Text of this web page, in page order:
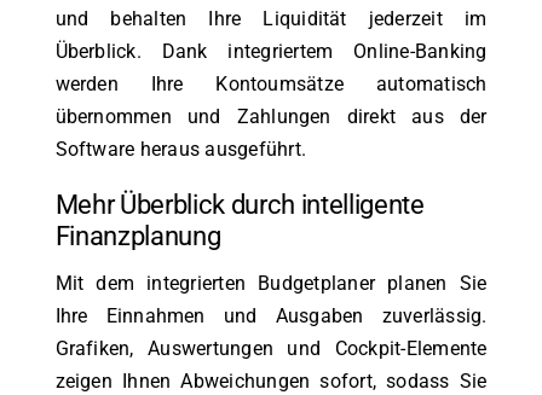
und behalten Ihre Liquidität jederzeit im
Überblick. Dank integriertem Online-Banking
werden Ihre Kontoumsätze automatisch
übernommen und Zahlungen direkt aus der
Software heraus ausgeführt.
Mehr Überblick durch intelligente
Finanzplanung
Mit dem integrierten Budgetplaner planen Sie
Ihre Einnahmen und Ausgaben zuverlässig.
Grafiken, Auswertungen und Cockpit-Elemente
zeigen Ihnen Abweichungen sofort, sodass Sie